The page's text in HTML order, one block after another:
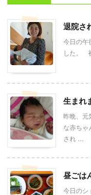
退院さ
今日の午
した。
生まれ
昨晩、元
な赤ちゃ
され ...
昼ごは
今日のシ